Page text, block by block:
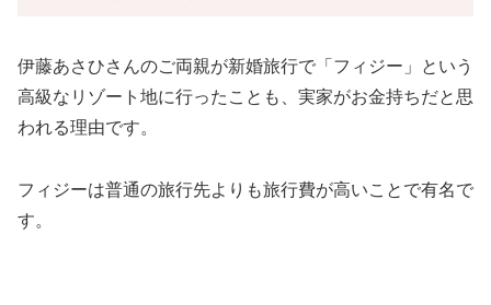
伊藤あさひさんのご両親が新婚旅行で「フィジー」という
高級なリゾート地に行ったことも、実家がお金持ちだと思
われる理由です。
フィジーは普通の旅行先よりも旅行費が高いことで有名で
す。